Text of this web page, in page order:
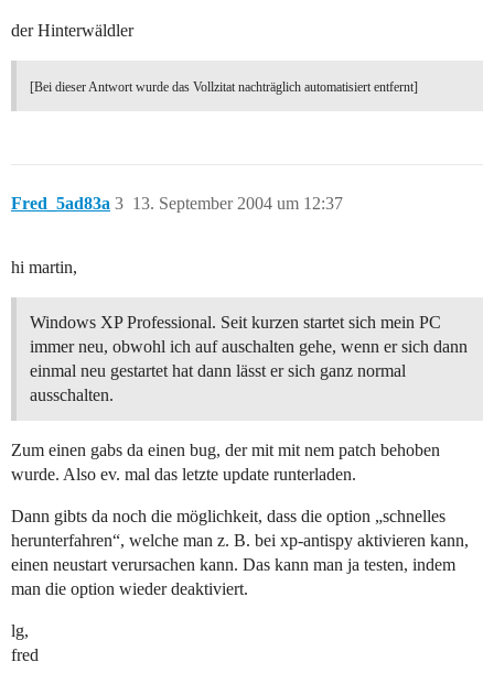
der Hinterwäldler
[Bei dieser Antwort wurde das Vollzitat nachträglich automatisiert entfernt]
Fred_5ad83a 13. September 2004 um 12:37
3
hi martin,
Windows XP Professional. Seit kurzen startet sich mein PC
immer neu, obwohl ich auf auschalten gehe, wenn er sich dann
einmal neu gestartet hat dann lässt er sich ganz normal
ausschalten.
Zum einen gabs da einen bug, der mit mit nem patch behoben
wurde. Also ev. mal das letzte update runterladen.
Dann gibts da noch die möglichkeit, dass die option „schnelles
herunterfahren“, welche man z. B. bei xp-antispy aktivieren kann,
einen neustart verursachen kann. Das kann man ja testen, indem
man die option wieder deaktiviert.
lg,
fred